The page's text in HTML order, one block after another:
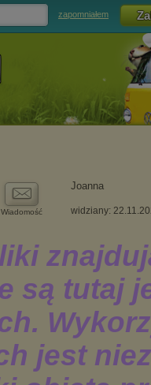
zapomniałem
Wiadomość
Joanna
widziany: